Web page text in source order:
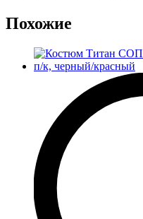
Похожие